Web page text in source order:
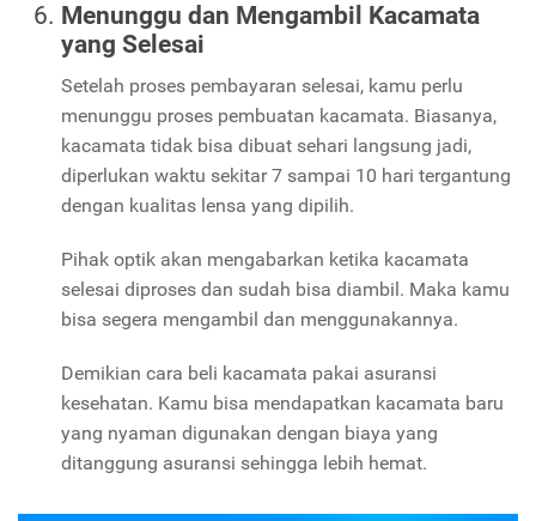
Menunggu dan Mengambil Kacamata
yang Selesai
Setelah proses pembayaran selesai, kamu perlu
menunggu proses pembuatan kacamata. Biasanya,
kacamata tidak bisa dibuat sehari langsung jadi,
diperlukan waktu sekitar 7 sampai 10 hari tergantung
dengan kualitas lensa yang dipilih.
Pihak optik akan mengabarkan ketika kacamata
selesai diproses dan sudah bisa diambil. Maka kamu
bisa segera mengambil dan menggunakannya.
Demikian cara beli kacamata pakai asuransi
kesehatan. Kamu bisa mendapatkan kacamata baru
yang nyaman digunakan dengan biaya yang
ditanggung asuransi sehingga lebih hemat.